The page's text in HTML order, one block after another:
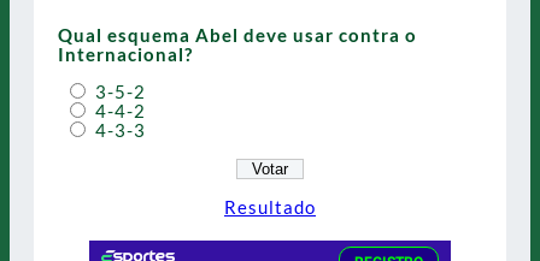
Qual esquema Abel deve usar contra o
Internacional?
3-5-2
4-4-2
4-3-3
Resultado